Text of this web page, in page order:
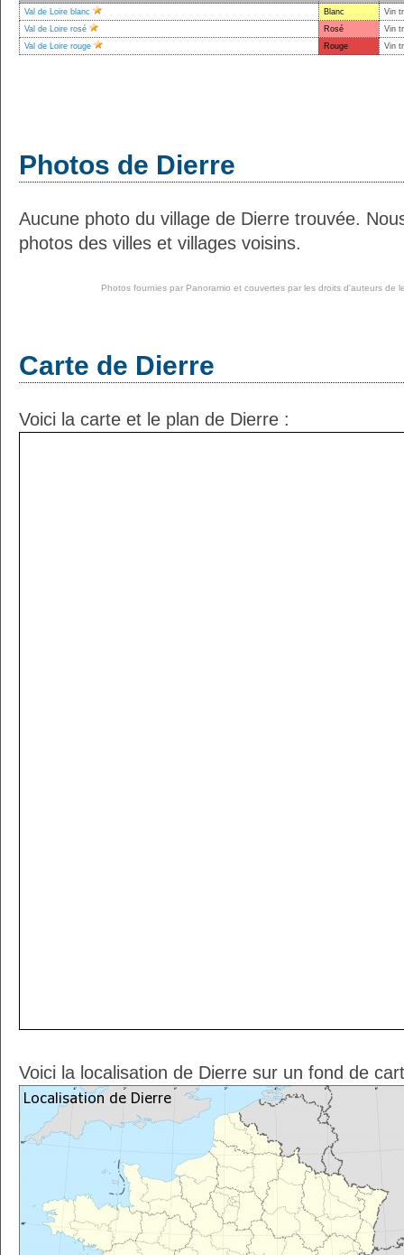
Val de Loire blanc
Blanc
Vin
Val de Loire rosé
Rosé
Vin
Val de Loire rouge
Rouge Vin
Photos de Dierre
Aucune photo du village de Dierre trouvée.
photos des villes et villages voisins.
Photos fournies par Panoramio et couvertes par les droits d'auteurs de
Carte de Dierre
Voici la carte et le plan de Dierre :
Voici la localisation de Dierre sur un fond de